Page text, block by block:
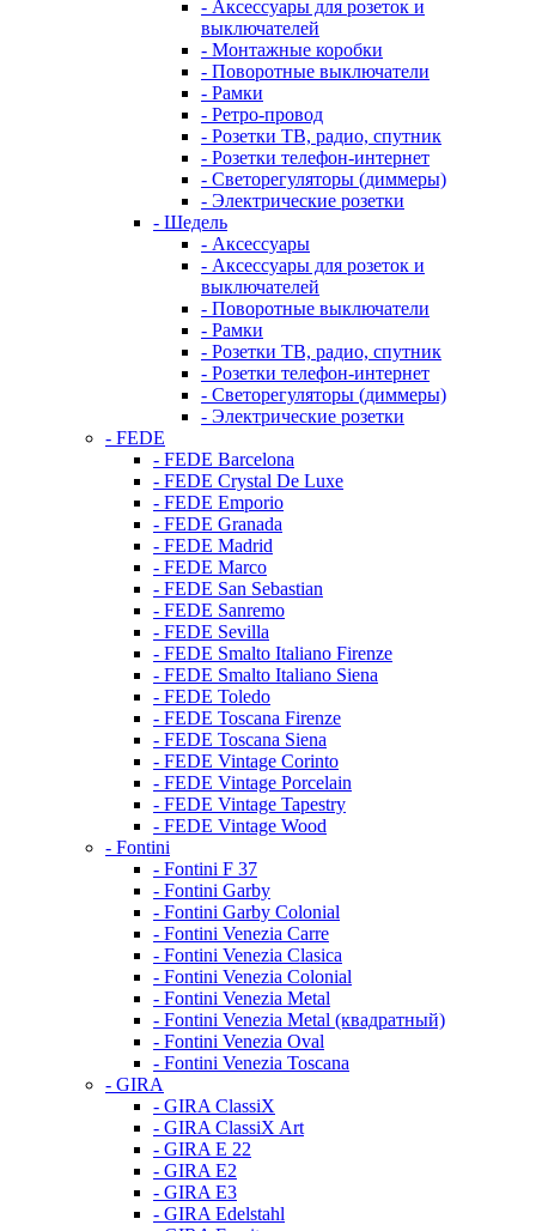
- Аксессуары для розеток и
выключателей
- Монтажные коробки
- Поворотные выключатели
- Рамки
- Ретро-провод
- Розетки ТВ, радио, спутник
- Розетки телефон-интернет
- Светорегуляторы (диммеры)
- Электрические розетки
- Шедель
- Аксессуары
- Аксессуары для розеток и
выключателей
- Поворотные выключатели
- Рамки
- Розетки ТВ, радио, спутник
- Розетки телефон-интернет
- Светорегуляторы (диммеры)
- Электрические розетки
- FEDE
- FEDE Barcelona
- FEDE Crystal De Luxe
- FEDE Emporio
- FEDE Granada
- FEDE Madrid
- FEDE Marco
- FEDE San Sebastian
- FEDE Sanremo
- FEDE Sevilla
- FEDE Smalto Italiano Firenze
- FEDE Smalto Italiano Siena
- FEDE Toledo
- FEDE Toscana Firenze
- FEDE Toscana Siena
- FEDE Vintage Corinto
- FEDE Vintage Porcelain
- FEDE Vintage Tapestry
- FEDE Vintage Wood
- Fontini
- Fontini F 37
- Fontini Garby
- Fontini Garby Colonial
- Fontini Venezia Carre
- Fontini Venezia Clasica
- Fontini Venezia Colonial
- Fontini Venezia Metal
- Fontini Venezia Metal (квадратный)
- Fontini Venezia Oval
- Fontini Venezia Toscana
- GIRA
- GIRA ClassiX
- GIRA ClassiX Art
- GIRA E 22
- GIRA E2
- GIRA E3
- GIRA Edelstahl